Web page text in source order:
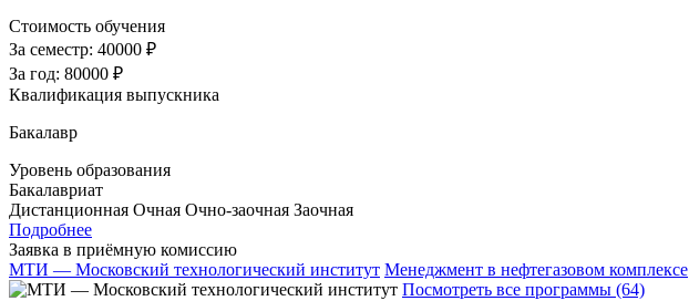
Стоимость обучения
За семестр: 40000 ₽
За год: 80000 ₽
Квалификация выпускника
Бакалавр
Уровень образования
Бакалавриат
Дистанционная Очная Очно-заочная Заочная
Подробнее
Заявка в приёмную комиссию
МТИ — Московский технологический институт Менеджмент в нефтегазовом комплексе
Посмотреть все программы (64)